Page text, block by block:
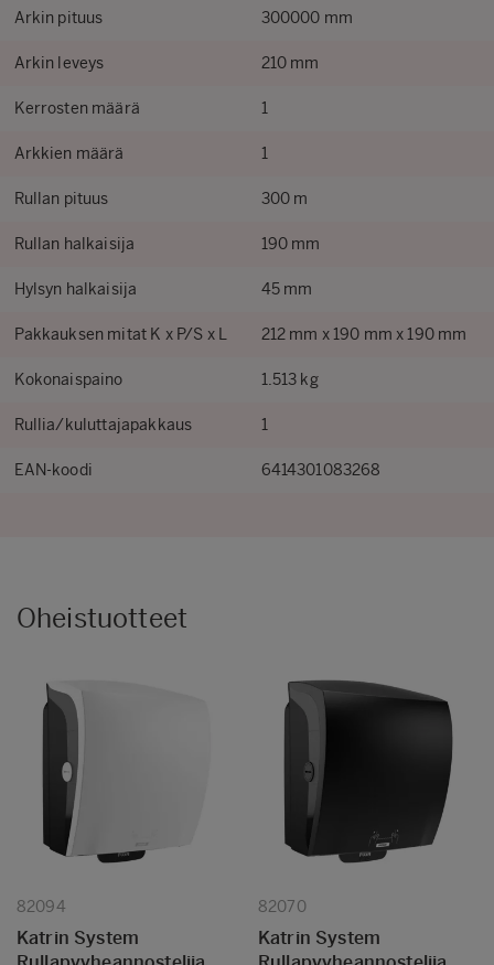
Arkin pituus 300000 mm
Arkin leveys 210 mm
Kerrosten määrä 1
Arkkien määrä 1
Rullan pituus 300 m
Rullan halkaisija 190 mm
Hylsyn halkaisija 45 mm
Pakkauksen mitat K x P/S x L 212 mm x 190 mm x 190 mm
Kokonaispaino 1.513 kg
Rullia/kuluttajapakkaus 1
EAN-koodi 6414301083268
Oheistuotteet
82094
Katrin System
82070
Katrin System